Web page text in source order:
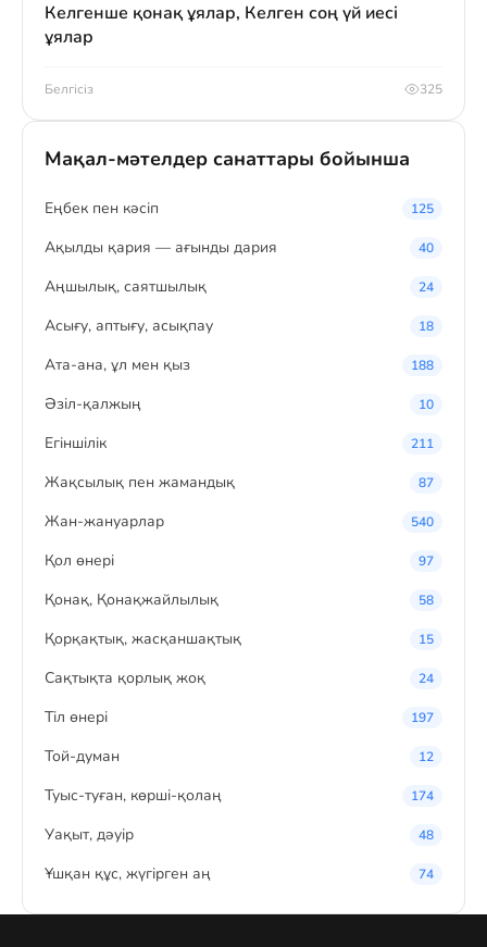
Келгенше қонақ ұялар, Келген соң үй иесі
ұялар
Белгісіз 325
Мақал-мәтелдер санаттары бойынша
Eңбек пен кәсіп 125
Ақылды қария — ағынды дария 40
Аңшылық, саятшылық 24
Асығу, аптығу, асықпау 18
Ата-ана, ұл мен қыз 188
Әзіл-қалжың 10
Егіншілік 211
Жақсылық пен жамандық 87
Жан-жануарлар 540
Қол өнері 97
Қонақ, Қонақжайлылық 58
Қорқақтық, жасқаншақтық 15
Сақтықта қорлық жоқ 24
Тіл өнері 197
Той-думан 12
Туыс-туған, көрші-қолаң 174
Уақыт, дәуір 48
Ұшқан құс, жүгірген аң 74